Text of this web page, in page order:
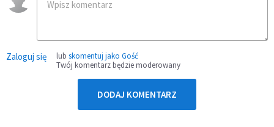
Zaloguj się lub skomentuj jako Gość
Twój komentarz będzie moderowany
DODAJ KOMENTARZ